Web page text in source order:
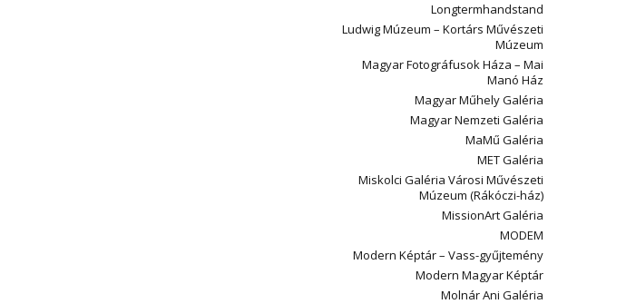
Longtermhandstand
Ludwig Múzeum – Kortárs Művészeti
Múzeum
Magyar Fotográfusok Háza – Mai
Manó Ház
Magyar Műhely Galéria
Magyar Nemzeti Galéria
MaMű Galéria
MET Galéria
Miskolci Galéria Városi Művészeti
Múzeum (Rákóczi-ház)
MissionArt Galéria
MODEM
Modern Képtár – Vass-gyűjtemény
Modern Magyar Képtár
Molnár Ani Galéria